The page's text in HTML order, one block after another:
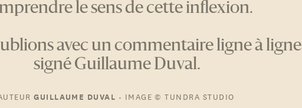
le sens de cette inflexion.
avec un commentaire ligne à ligne
signé Guillaume Duval.
GUILLAUME DUVAL • IMAGE © TUNDRA STUDIO